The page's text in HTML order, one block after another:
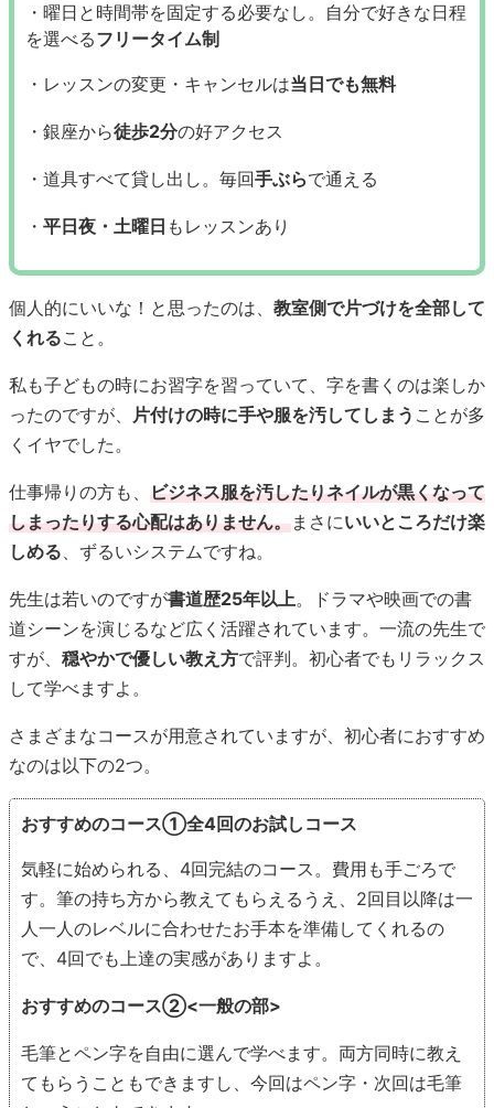
・曜日と時間帯を固定する必要なし。自分で好きな日程
を選べるフリータイム制
・レッスンの変更・キャンセルは当日でも無料
・銀座から徒歩2分の好アクセス
・道具すべて貸し出し。毎回手ぶらで通える
・ 平日夜・土曜日 もレッスンあり
個人的にいいな！と思ったのは、 教室側で片づけを全部して
くれること。
私も子どもの時にお習字を習っていて、字を書くのは楽しか
ったのですが、 片付けの時に手や服を汚してしまう ことが多
くイヤでした。
仕事帰りの方も、 ビジネス服を汚したりネイルが黒くなって
しまったりする心配はありません。まさにいいところだけ楽
しめる、ずるいシステムですね。
先生は若いのですが書道歴25年以上。ドラマや映画での書
道シーンを演じるなど広く活躍されています。一流の先生で
すが、 穏やかで優しい教え方で評判。初心者でもリラックス
して学べますよ。
さまざまなコースが用意されていますが、初心者におすすめ
なのは以下の2つ。
おすすめのコース①全4回のお試しコース
気軽に始められる、4回完結のコース。費用も手ごろで
す。筆の持ち方から教えてもらえるうえ、2回目以降は一
人一人のレベルに合わせたお手本を準備してくれるの
で、4回でも上達の実感がありますよ。
おすすめのコース②<一般の部>
毛筆とペン字を自由に選んで学べます。両方同時に教え
てもらうこともできますし、今回はペン字・次回は毛筆